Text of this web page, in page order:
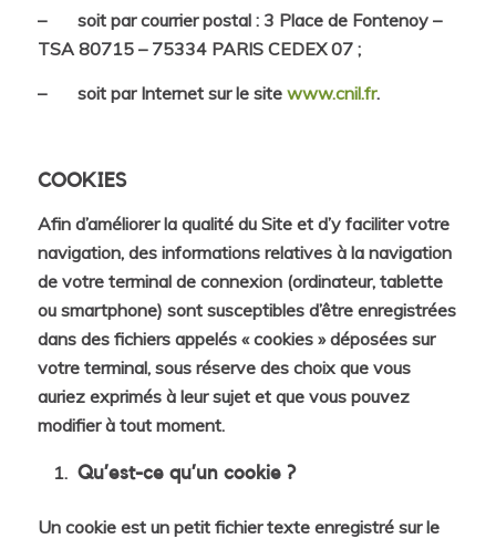
– soit par courrier postal : 3 Place de Fontenoy –
TSA 80715 – 75334 PARIS CEDEX 07 ;
– soit par Internet sur le site www.cnil.fr.
COOKIES
Afin d’améliorer la qualité du Site et d’y faciliter votre
navigation, des informations relatives à la navigation
de votre terminal de connexion (ordinateur, tablette
ou smartphone) sont susceptibles d’être enregistrées
dans des fichiers appelés « cookies » déposées sur
votre terminal, sous réserve des choix que vous
auriez exprimés à leur sujet et que vous pouvez
modifier à tout moment.
Qu’est-ce qu’un cookie ?
Un cookie est un petit fichier texte enregistré sur le